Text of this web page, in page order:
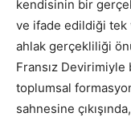
kendisinin bir
ve ifade edildiği
ahlak gerçekliliği
Fransız
toplumsal
sahnesine